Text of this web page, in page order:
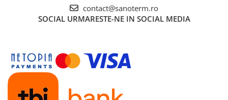
contact@sanoterm.ro
SOCIAL URMARESTE-NE IN SOCIAL MEDIA